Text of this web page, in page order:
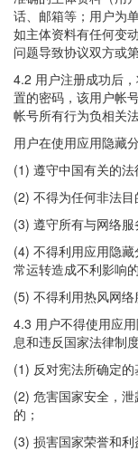
话、邮箱等；用户为
如主体资料有任何变
问题导致协议双方或
4.2 用户注册成功后
置的密码，该用户帐
帐号所有行为负相关法
用户在使用应用隐藏
(1) 遵守中国有关的法
(2) 不得为任何非法目
(3) 遵守所有与网络服
(4) 不得利用应用隐
常运转造成不利影响
(5) 不得利用热风网络
4.3 用户不得使用应
息和违反国家法律制
(1) 反对宪法所确定的
(2) 危害国家安全，
的；
(3) 损害国家荣誉和利